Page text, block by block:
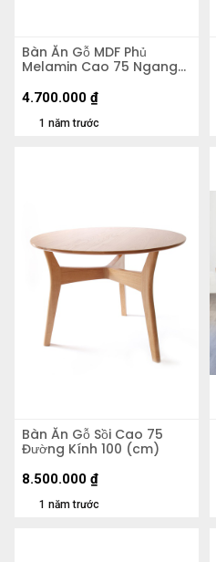
Bàn Ăn Gỗ MDF Phủ
Melamin Cao 75 Ngang
1 năm trước
4.700.000 ₫
Bàn Ăn Gỗ Sồi Cao 75
Đường Kính 100 (cm)
1 năm trước
8.500.000 ₫